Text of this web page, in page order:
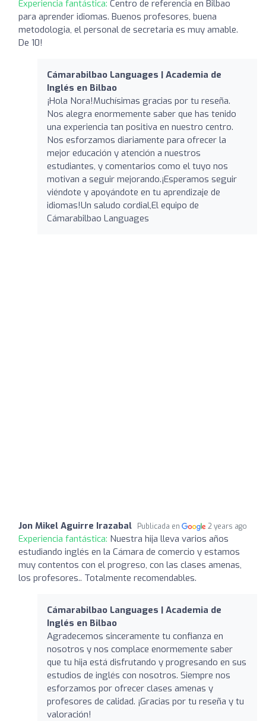
Experiencia fantástica: Centro de referencia en Bilbao
para aprender idiomas. Buenos profesores, buena
metodologia, el personal de secretaria es muy amable.
De 10!
Cámarabilbao Languages | Academia de
Inglés en Bilbao
¡Hola Nora!Muchísimas gracias por tu reseña.
Nos alegra enormemente saber que has tenido
una experiencia tan positiva en nuestro centro.
Nos esforzamos diariamente para ofrecer la
mejor educación y atención a nuestros
estudiantes, y comentarios como el tuyo nos
motivan a seguir mejorando.¡Esperamos seguir
viéndote y apoyándote en tu aprendizaje de
idiomas!Un saludo cordial,El equipo de
Cámarabilbao Languages
Jon Mikel Aguirre Irazabal Publicada en 2 years ago
Experiencia fantástica: Nuestra hija lleva varios años
estudiando inglés en la Cámara de comercio y estamos
muy contentos con el progreso, con las clases amenas,
los profesores.. Totalmente recomendables.
Cámarabilbao Languages | Academia de
Inglés en Bilbao
Agradecemos sinceramente tu confianza en
nosotros y nos complace enormemente saber
que tu hija está disfrutando y progresando en sus
estudios de inglés con nosotros. Siempre nos
esforzamos por ofrecer clases amenas y
profesores de calidad. ¡Gracias por tu reseña y tu
valoración!